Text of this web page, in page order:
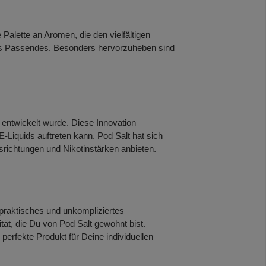
an Aromen, die den vielfältigen
Passendes. Besonders hervorzuheben sind
wurde. Diese Innovation
Liquids auftreten kann. Pod Salt hat sich
und Nikotinstärken anbieten.
und unkompliziertes
die Du von Pod Salt gewohnt bist.
Produkt für Deine individuellen